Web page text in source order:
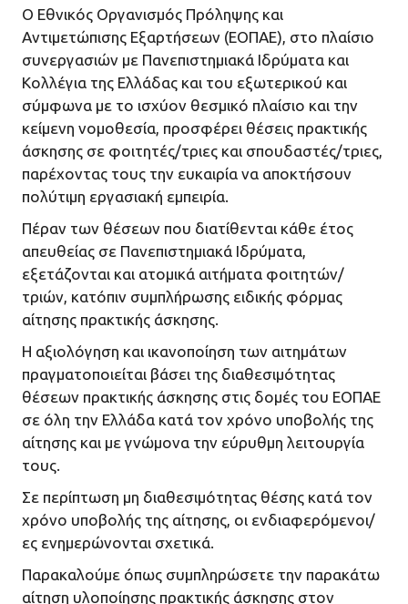
Ο Εθνικός Οργανισμός Πρόληψης και
Αντιμετώπισης Εξαρτήσεων (ΕΟΠΑΕ), στο πλαίσιο
συνεργασιών με Πανεπιστημιακά Ιδρύματα και
Κολλέγια της Ελλάδας και του εξωτερικού και
σύμφωνα με το ισχύον θεσμικό πλαίσιο και την
κείμενη νομοθεσία, προσφέρει θέσεις πρακτικής
άσκησης σε φοιτητές/τριες και σπουδαστές/τριες,
παρέχοντας τους την ευκαιρία να αποκτήσουν
πολύτιμη εργασιακή εμπειρία.
Πέραν των θέσεων που διατίθενται κάθε έτος
απευθείας σε Πανεπιστημιακά Ιδρύματα,
εξετάζονται και ατομικά αιτήματα φοιτητών/
τριών, κατόπιν συμπλήρωσης ειδικής φόρμας
αίτησης πρακτικής άσκησης.
Η αξιολόγηση και ικανοποίηση των αιτημάτων
πραγματοποιείται βάσει της διαθεσιμότητας
θέσεων πρακτικής άσκησης στις δομές του ΕΟΠΑΕ
σε όλη την Ελλάδα κατά τον χρόνο υποβολής της
αίτησης και με γνώμονα την εύρυθμη λειτουργία
τους.
Σε περίπτωση μη διαθεσιμότητας θέσης κατά τον
χρόνο υποβολής της αίτησης, οι ενδιαφερόμενοι/
ες ενημερώνονται σχετικά.
Παρακαλούμε όπως συμπληρώσετε την παρακάτω
αίτηση υλοποίησης πρακτικής άσκησης στον